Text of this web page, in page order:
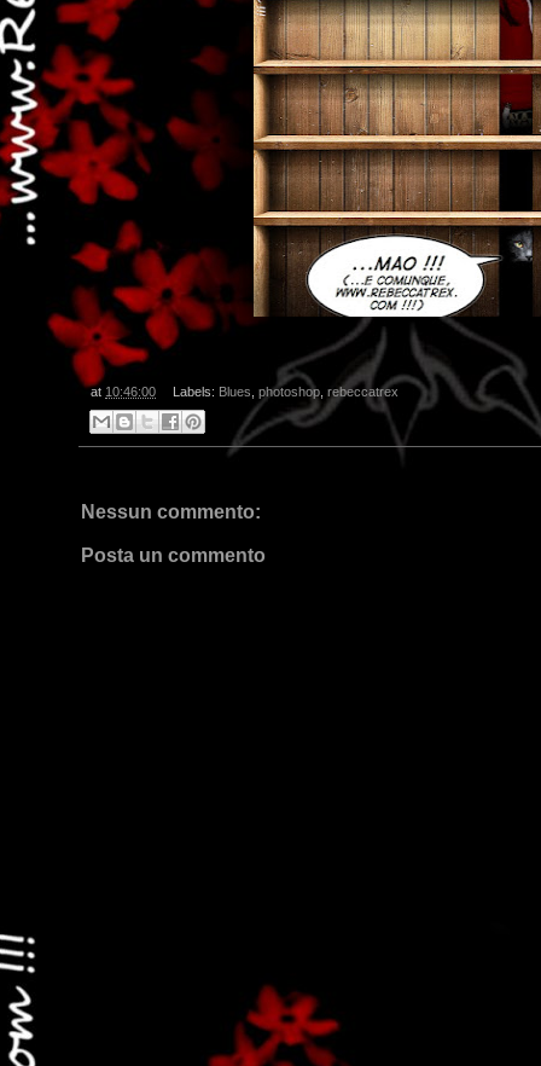
at 10:46:00 Labels: Blues photoshop, rebeccatrex
Nessun commento:
Posta un commento